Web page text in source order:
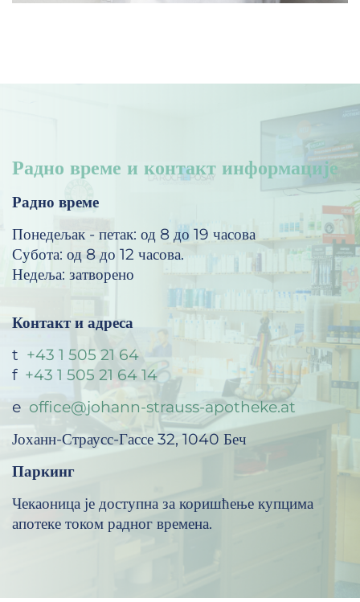
Радно време и контакт информације
Радно време
Понедељак - петак: од 8 до 19 часова
Субота: од 8 до 12 часова.
Недеља: затворено
Контакт и адреса
t +43 1 505 21 64
f +43 1 505 21 64 14
e office@johann-strauss-apotheke.at
Јоханн-Страусс-Гассе 32, 1040 Беч
Паркинг
Чекаоница је доступна за коришћење купцима
апотеке током радног времена.